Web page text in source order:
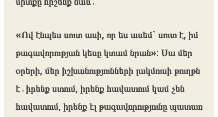
«Ով էնպես սուտ ասի, որ ես ասեմ` սուտ է, իմ
թագավորության կեսը կտամ նրան»: Սա մեր
օրերի, մեր իշխանությունների լակմուսի թուղթն
է․իրենք ստում, իրենք հավատում կամ չեն
հավատում, իրենք էլ թագավորությունը պատառ